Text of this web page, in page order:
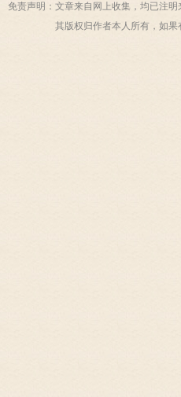
免责声明： 文章来自网上收集，均已注
其版权归作者本人所有，如